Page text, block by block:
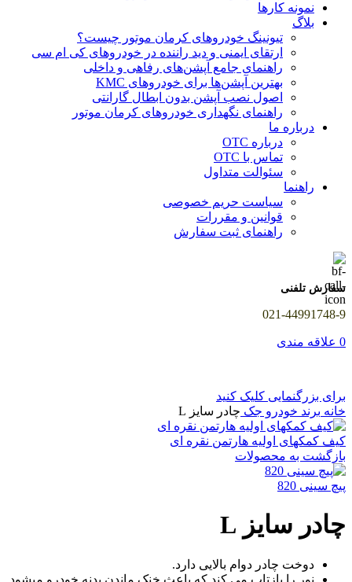
نمونه کارها
بلاگ
تیونینگ خودروهای کرمان موتور چیست؟
ارتقای ایمنی و دید راننده در خودروهای کی ام سی
راهنمای جامع آپشن‌های رفاهی و داخلی
بهترین آپشن‌ها برای خودروهای KMC
اصول نصب آپشن بدون ابطال گارانتی
راهنمای نگهداری خودروهای کرمان موتور
درباره ما
درباره OTC
تماس با OTC
سئوالت متداول
راهنما
سیاست حریم خصوصی
قوانین و مقررات
راهنمای ثبت سفارش
سفارش تلفنی
021-44991748-9
0 علاقه مندی
برای بزرگنمایی کلیک کنید
خانه برند خودرو جک چادر سایز L
کیف کمکهای اولیه هارتمن نقره ای
بازگشت به محصولات
پیچ سینی 820
چادر سایز L
دوخت چادر دوام بالایی دارد.
نور را بازتاب می کند که باعث خنک ماندن بدنه خودرو میشود.